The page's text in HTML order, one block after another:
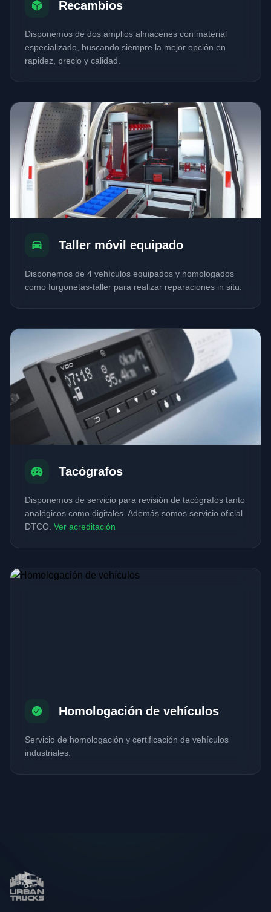
Recambios
Disponemos de dos amplios almacenes con material
especializado, buscando siempre la mejor opción en
rapidez, precio y calidad.
Taller móvil equipado
Disponemos de 4 vehículos equipados y homologados
como furgonetas-taller para realizar reparaciones in situ.
Tacógrafos
Disponemos de servicio para revisión de tacógrafos tanto
analógicos como digitales. Además somos servicio oficial
DTCO. Ver acreditación
Homologación de vehículos
Servicio de homologación y certificación de vehículos
industriales.